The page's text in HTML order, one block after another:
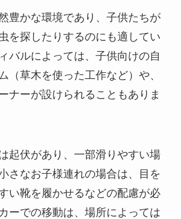
豊かな環境であり、子供たちが
を探したりするのにも適してい
バルによっては、子供向けの自
（草木を使った工作など）や、
ナーが設けられることもありま
起伏があり、一部滑りやすい場
さなお子様連れの場合は、目を
い靴を履かせるなどの配慮が必
ーでの移動は、場所によっては